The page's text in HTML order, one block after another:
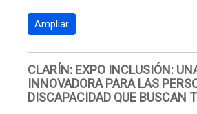
Ampliar
CLARÍN: EXPO INCLUSIÓN:
INNOVADORA PARA LAS
DISCAPACIDAD QUE BUSCAN